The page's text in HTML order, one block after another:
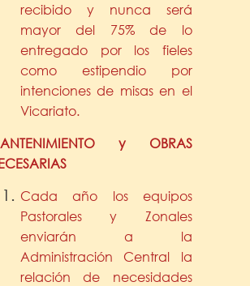
recibido y nunca será
mayor del 75% de lo
entregado por los fieles
como estipendio por
intenciones de misas en el
Vicariato.
y OBRAS
Cada año los equipos
Pastorales y Zonales
enviarán a la
Administración Central la
relación de necesidades